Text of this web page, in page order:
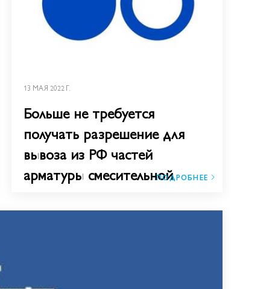
13 МАЯ 2022 Г.
Больше не требуется
получать разрешение для
вывоза из РФ частей
арматуры смесительнойПОДРОБНЕЕ